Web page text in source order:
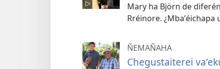
Mary ha Björn de
Rréinore.
ÑEMAÑAHA
Chegustaiterei